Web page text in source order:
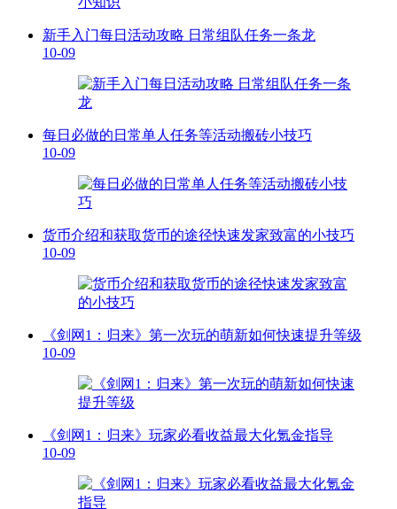
新手入门每日活动攻略 日常组队任务一条龙
10-09
每日必做的日常单人任务等活动搬砖小技巧
10-09
货币介绍和获取货币的途径快速发家致富的小技巧
10-09
《剑网1：归来》第一次玩的萌新如何快速提升等级
10-09
《剑网1：归来》玩家必看收益最大化氪金指导
10-09